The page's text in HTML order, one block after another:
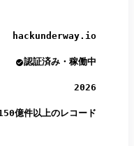
hackunderway.io
認証済み・稼働中
2026
億件以上のレコード